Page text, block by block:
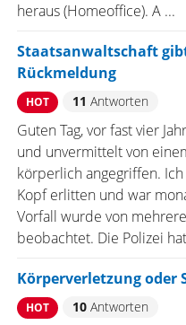
heraus (Homeoffice). A ...
Staatsanwaltschaft
Rückmeldung
HOT 11 Antworten
Guten Tag, vor fast vier
und unvermittelt von
körperlich angegriffen.
Kopf erlitten und war
Vorfall wurde von
beobachtet. Die Polizei
Körperverletzung oder
HOT 10Antworten